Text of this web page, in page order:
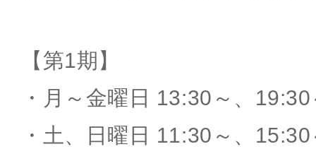
【第1期】
・月～金曜日 13:30～、19:30
・土、日曜日 11:30～、